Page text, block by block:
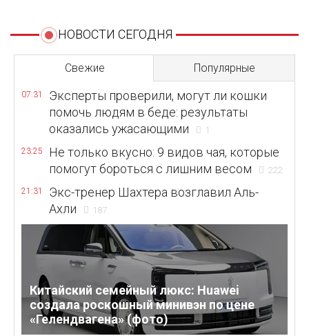
НОВОСТИ СЕГОДНЯ
Свежие Популярные
07:31
Эксперты проверили, могут ли кошки
помочь людям в беде: результаты
оказались ужасающими
1
23:25
Не только вкусно: 9 видов чая, которые
помогут бороться с лишним весом
222
21:31
Экс-тренер Шахтера возглавил Аль-
Ахли
187
Китайский семейный люкс: Huawei
создала роскошный минивэн по цене
«Гелендвагена» (фото)